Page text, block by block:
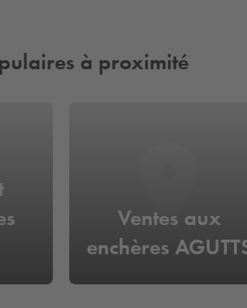
à proximité
Ventes aux
enchères